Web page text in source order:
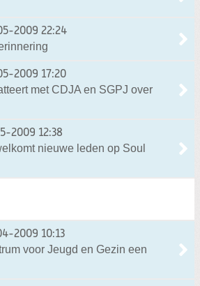
2009 22:24
2009 17:20
met CDJA en SGPJ over
2009 12:38
nieuwe leden op Soul
2009 10:13
voor Jeugd en Gezin een